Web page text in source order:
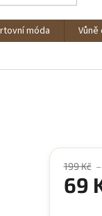
móda
199 Kč
69